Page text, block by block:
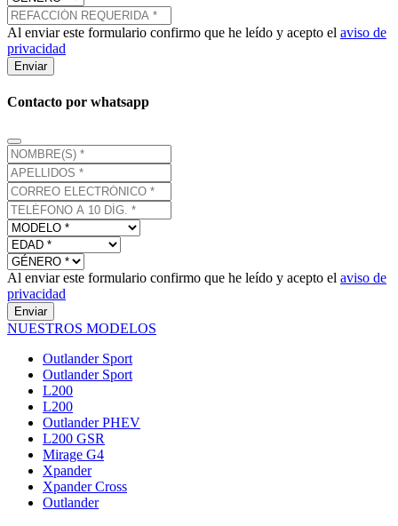
Al enviar este formulario confirmo que he leído y acepto el aviso de
privacidad
Enviar
Contacto por whatsapp
Al enviar este formulario confirmo que he leído y acepto el aviso de
privacidad
Enviar
NUESTROS MODELOS
Outlander Sport
Outlander Sport
L200
L200
Outlander PHEV
L200 GSR
Mirage G4
Xpander
Xpander Cross
Outlander